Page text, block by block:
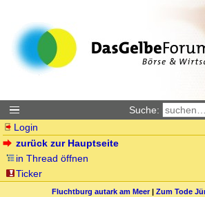
Suche:
Login
zurück zur Hauptseite
in Thread öffnen
Ticker
Fluchtburg autark am Meer| Zum Tode